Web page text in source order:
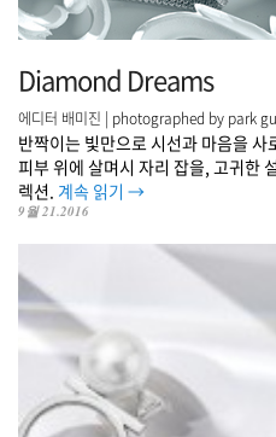
Diamond Dreams
에디터 배미진 | photographed by park
반짝이는 빛만으로 시선과 마음을
피부 위에 살며시 자리 잡을, 고귀한
렉션. 계속 읽기 →
9월 21.2016